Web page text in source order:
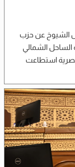
الشيوخ عن حزب
الشمالي
استطاعت